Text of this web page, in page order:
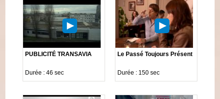
PUBLICITÉ TRANSAVIA
Durée : 46 sec
Le Passé Toujours Présent
Durée : 150 sec